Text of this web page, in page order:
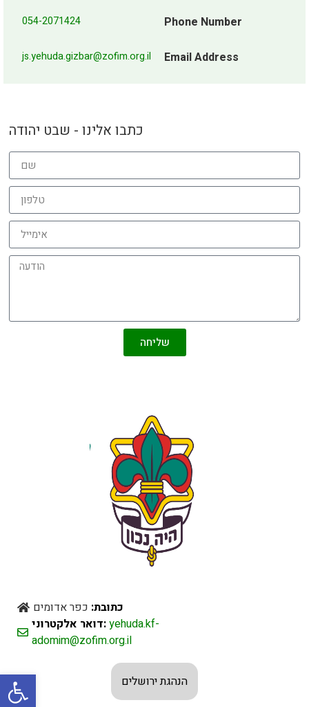
Open toolbar
כתובת: כפר אדומים
דואר אלקטרוני:yehuda.kf-
adomim@zofim.org.il
הנהגת ירושלים
Phone Number
054-2071424
Email Address
js.yehuda.gizbar@zofim.org.il
כתבו אלינו - שבט יהודה
שליחה